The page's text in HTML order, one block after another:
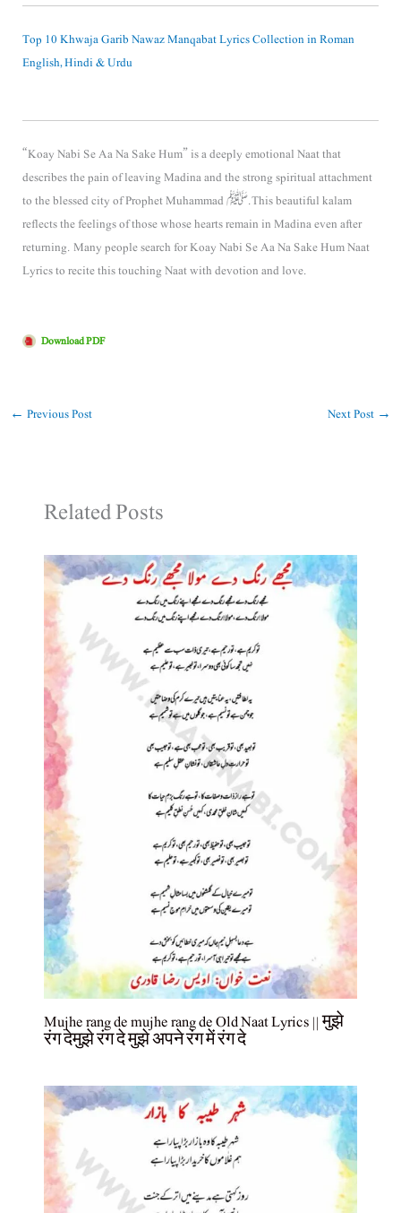
Top 10 Khwaja Garib Nawaz Manqabat Lyrics Collection in Roman
English, Hindi & Urdu
“Koay Nabi Se Aa Na Sake Hum” is a deeply emotional Naat that
describes the pain of leaving Madina and the strong spiritual attachment
to the blessed city of
Prophet Muhammad ﷺ. This beautiful kalam
reflects the feelings of those whose hearts remain in Madina even after
returning. Many people search for Koay Nabi Se Aa Na Sake Hum Naat
Lyrics to recite this touching Naat with devotion and love.
Download PDF
← Previous Post Next Post →
Related Posts
Mujhe rang de mujhe rang de Old Naat Lyrics || मुझे
रंग देमुझे रंग दे मुझे अपने रंग में रंग दे